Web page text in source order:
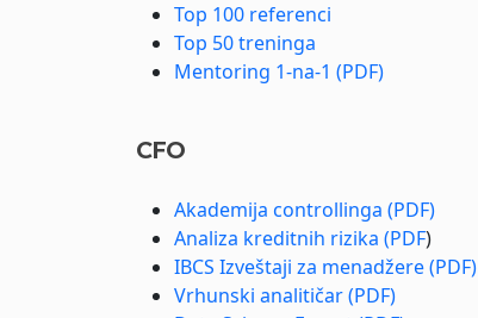
Top 100 referenci
Top 50 treninga
Mentoring 1-na-1 (PDF)
CFO
Akademija controllinga (PDF)
Analiza kreditnih rizika (PDF)
IBCS Izveštaji za menadžere (PDF)
Vrhunski analitičar (PDF)